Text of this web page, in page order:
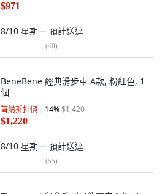
$971
8/10 星期一 預計送達
(40)
BeneBene 經典滑步車 A款, 粉紅色, 1
個
首購折扣價 14%$1,420
$1,220
8/10 星期一 預計送達
(55)